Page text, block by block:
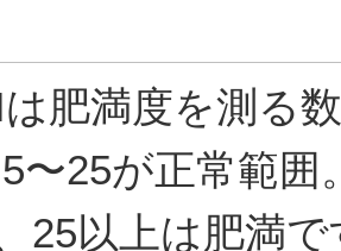
肥満度を測る
〜25が正常範囲
25以上は肥満で